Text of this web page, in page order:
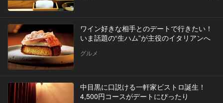
ワイン好きな相手とのデートで行きたい！
いま話題の“生ハム”が主役のイタリアンへ
グルメ
中目黒に口説ける一軒家ビストロ誕生！
4,500円コースがデートにぴったり